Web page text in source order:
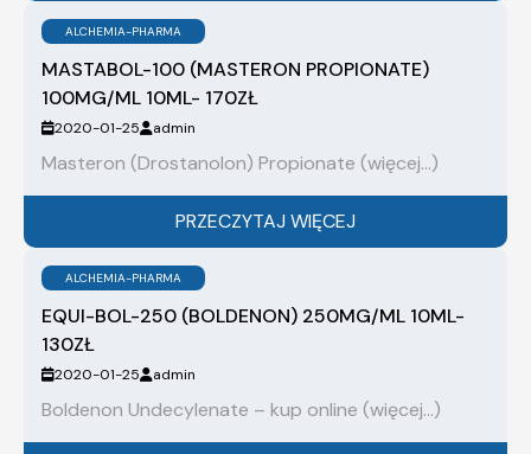
ALCHEMIA-PHARMA
MASTABOL-100 (MASTERON PROPIONATE)
100MG/ML 10ML- 170ZŁ
2020-01-25 admin
Masteron (Drostanolon) Propionate (więcej…)
PRZECZYTAJ WIĘCEJ
ALCHEMIA-PHARMA
EQUI-BOL-250 (BOLDENON) 250MG/ML 10ML-
130ZŁ
2020-01-25 admin
Boldenon Undecylenate – kup online (więcej…)